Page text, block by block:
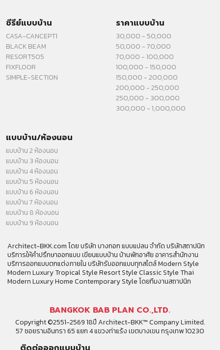
ซีรีย์แบบบ้าน
CASA-CANCEPT1
BLACK BEAM
RESORT505
FIXFLOOR
SIMPLE-SECTION
ราคาแบบบ้าน
30,000 - 50,000
50,000 - 70,000
70,000 - 100,000
100,000 - 150,000
150,000 - 200,000
200,000 - 250,000
250,000 - 300,000
300,000 - 1,000,000
แบบบ้าน/ห้องนอน
แบบบ้าน 2 ห้องนอน
แบบบ้าน 3 ห้องนอน
แบบบ้าน 4 ห้องนอน
แบบบ้าน 5 ห้องนอน
แบบบ้าน 6 ห้องนอน
แบบบ้าน 7 ห้องนอน
แบบบ้าน 8 ห้องนอน
แบบบ้าน 9 ห้องนอน
Architect-BKK.com โดย บริษัท บางกอก แบบแปลน จำกัด บริษัทสถาปนิก
บริการให้คำปรึกษาออกแบบ เขียนแบบบ้าน บ้านพักอาศัย อาคารสำนักงาน
บริการออกแบบตกแต่งภายใน บริษัทรับออกแบบทุกสไตล์ Modern Style
Modern Luxury Tropical Style Resort Style Classic Style Thai
Modern Luxury Home Contemporary Style โดยทีมงานสถาปนิก
BANGKOK BAB PLAN CO.,LTD.
Copyright ©2551-2569 18ปี Architect-BKK™ Company Limited.
57 ซอยรามอินทรา 65 แยก 4 แขวงท่าแร้ง เขตบางเขน กรุงเทพ 10230